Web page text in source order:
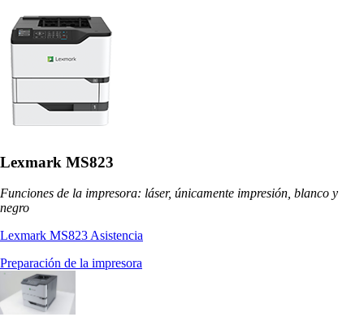
Lexmark MS823
Funciones de la impresora: láser, únicamente impresión, blanco y
negro
Lexmark MS823 Asistencia
Preparación de la impresora